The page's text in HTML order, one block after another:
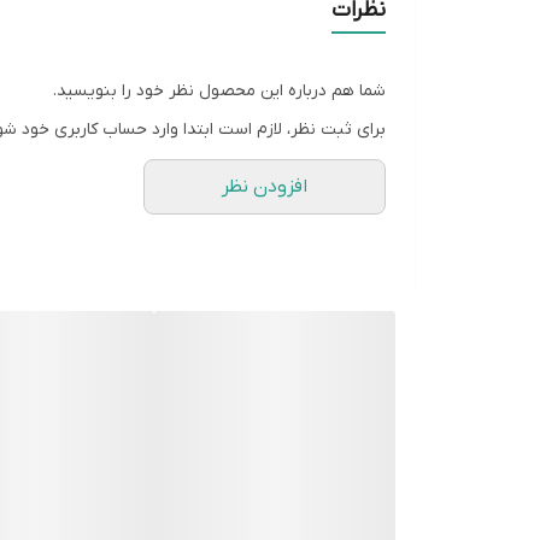
نظرات
شما هم درباره این محصول نظر خود را بنویسید.
برای ثبت نظر، لازم است ابتدا وارد حساب کاربری خود
افزودن نظر